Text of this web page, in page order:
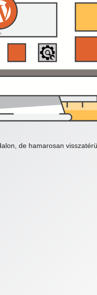
de hamarosan